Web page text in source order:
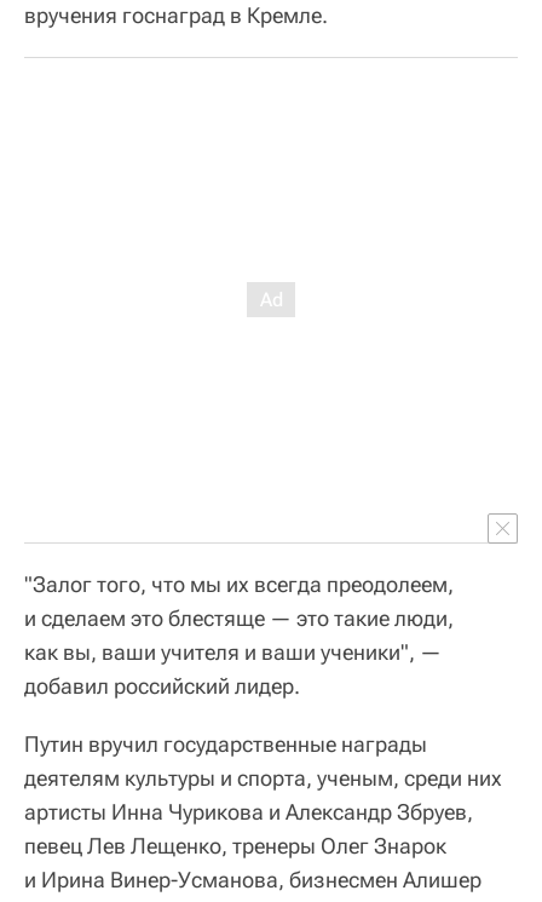
вручения госнаград в Кремле.
"Залог того, что мы их всегда преодолеем,
и сделаем это блестяще — это такие люди,
как вы, ваши учителя и ваши ученики", —
добавил российский лидер.
Путин вручил государственные награды
деятелям культуры и спорта, ученым, среди них
артисты Инна Чурикова и Александр Збруев,
певец Лев Лещенко, тренеры Олег Знарок
и Ирина Винер-Усманова, бизнесмен Алишер